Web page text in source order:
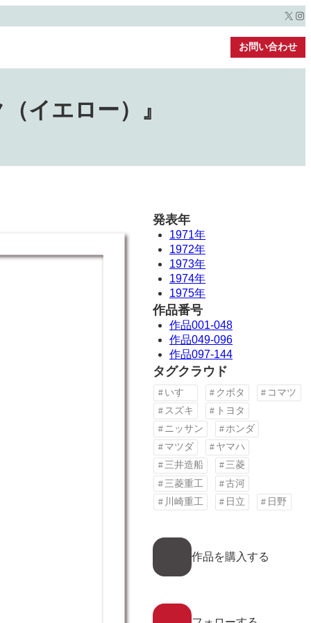
X
お問い合わせ
イエロー）』
発表年
1971年
1972年
1973年
1974年
1975年
作品番号
作品001-048
作品049-096
作品097-144
タグクラウド
いすゞ クボタ
コマツ
スズキ
トヨタ
ニッサン
ホンダ
マツダ
ヤマハ
三井造船
三菱
三菱重工
古河
川崎重工
日立 日野
ア
コ
ン
ク
作品を購入する
ア